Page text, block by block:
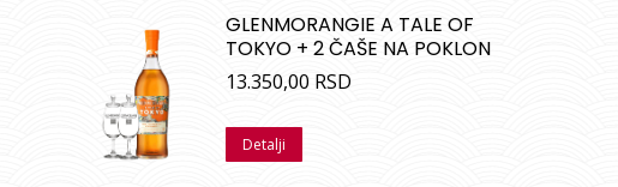
GLENMORANGIE A TALE OF
TOKYO + 2 ČAŠE NA POKLON
13.350,00 RSD
Detalji